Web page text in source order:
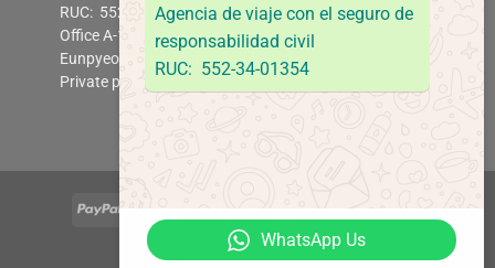
RUC: 552-34-01354
Office A-1311, Eunpyeongro 85,
Eunpyeonggu, Seoul. South Korea
Private policy
Agencia de viaje con el seguro de
responsabilidad civil
RUC: 552-34-01354
WhatsApp Us